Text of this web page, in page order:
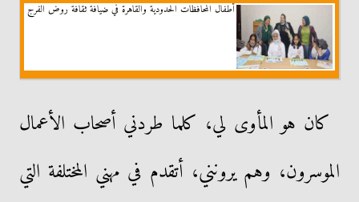
أطفال المحافظات الحدودية والقاهرة في ضيافة ثقافة روض الفرج
كان هو المأوى لي، كلما طردني أصحاب الأعمال
الموسرون، وهم يرونني، أتقدم في مهني المختلفة التي